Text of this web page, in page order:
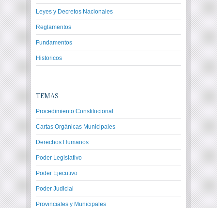
Leyes y Decretos Nacionales
Reglamentos
Fundamentos
Historicos
TEMAS
Procedimiento Constitucional
Cartas Orgánicas Municipales
Derechos Humanos
Poder Legislativo
Poder Ejecutivo
Poder Judicial
Provinciales y Municipales